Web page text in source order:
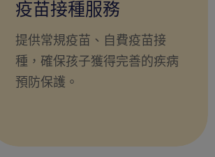
疫苗接種服務
提供常規疫苗、自費疫苗接
種，確保孩子獲得完善的疾病
預防保護。